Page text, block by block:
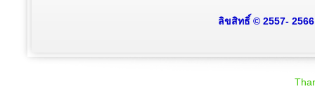
ลิขสิทธิ์ © 2557-